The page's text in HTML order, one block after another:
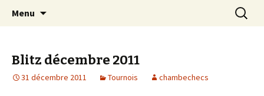
Club d échecs de l
agglomération
chambérienne
Les échecs pour tous
Menu
Blitz décembre 2011
31 décembre 2011 Tournois chambechecs